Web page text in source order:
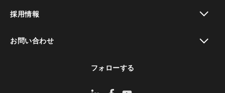
採用情報
お問い合わせ
フォローする